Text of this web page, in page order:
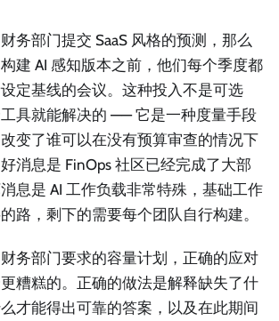
务部门提交 SaaS 风格的预测，那么
建 AI 感知版本之前，他们每个季度都
定基线的会议。这种投入不是可选
具就能解决的 —— 它是一种度量手段
变了谁可以在没有预算审查的情况下
消息是 FinOps 社区已经完成了大部
息是 AI 工作负载非常特殊，基础工作
路，剩下的需要每个团队自行构建。
务部门要求的容量计划，正确的应对
糟糕的。正确的做法是解释缺失了什
才能得出可靠的答案，以及在此期间